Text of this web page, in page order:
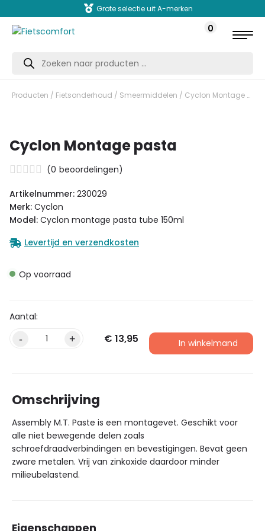
Grote selectie uit A-merken
0
Producten
zoeken
Producten / Fietsonderhoud / Smeermiddelen / Cyclon Montage pasta
Cyclon Montage pasta
(0 beoordelingen)
Artikelnummer: 230029
Merk: Cyclon
Model: Cyclon montage pasta tube 150ml
Levertijd en verzendkosten
Op voorraad
- + € 13,95 In winkelmand
Alternative:
Omschrijving
Assembly M.T. Paste is een montagevet. Geschikt voor
alle niet bewegende delen zoals
schroefdraadverbindingen en bevestigingen. Bevat geen
zware metalen. Vrij van zinkoxide daardoor minder
milieubelastend.
Eigenschappen